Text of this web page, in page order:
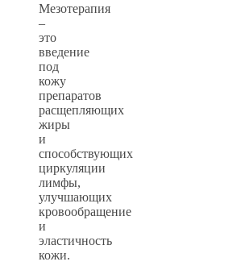
Мезотерапия
–
это
введение
под
кожу
препаратов
расщепляющих
жиры
и
способствующих
циркуляции
лимфы,
улучшающих
кровообращение
и
эластичность
кожи.